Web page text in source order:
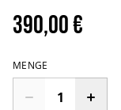
390,00 €
MENGE